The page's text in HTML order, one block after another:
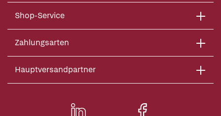
Shop-Service
Zahlungsarten
Hauptversandpartner